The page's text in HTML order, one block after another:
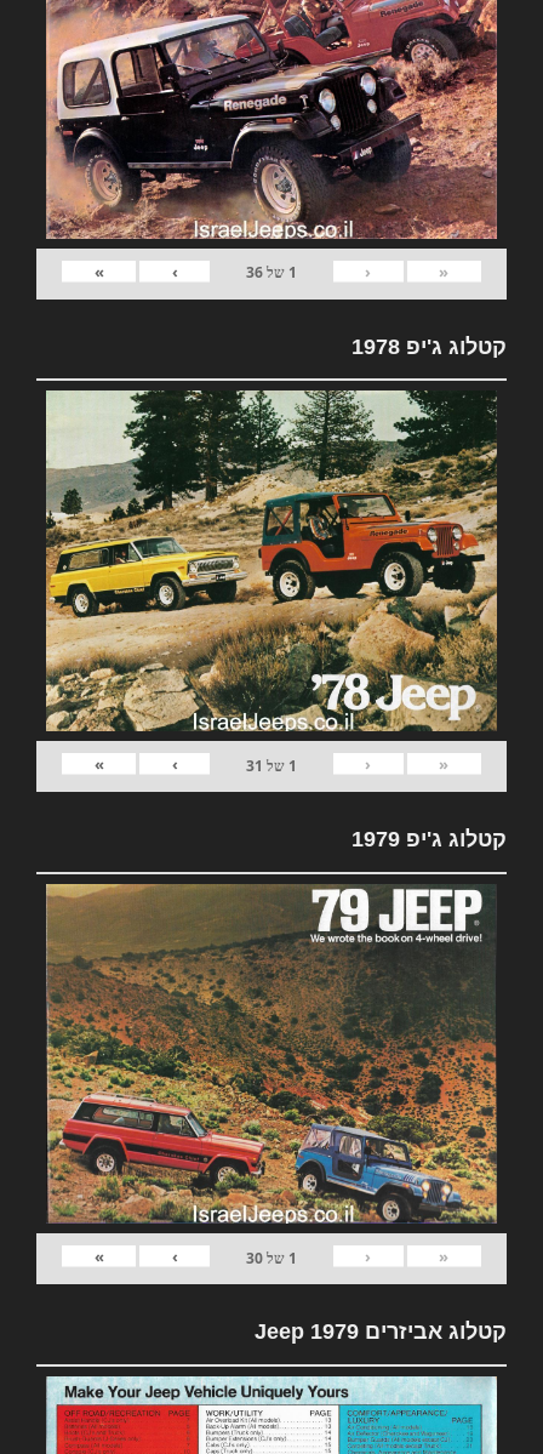
«
‹
1 של36
›
»
קטלוג ג'יפ 1978
«
‹
1 של 31
›
»
קטלוג ג'יפ 1979
«
‹
1 של30
›
»
קטלוג אביזרים 1979 Jeep